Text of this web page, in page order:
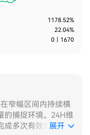
1178.52%
22.04%
0 1670
窄幅区间内持续横
的捕捉环境。24H维
成多次有效折返，
展开